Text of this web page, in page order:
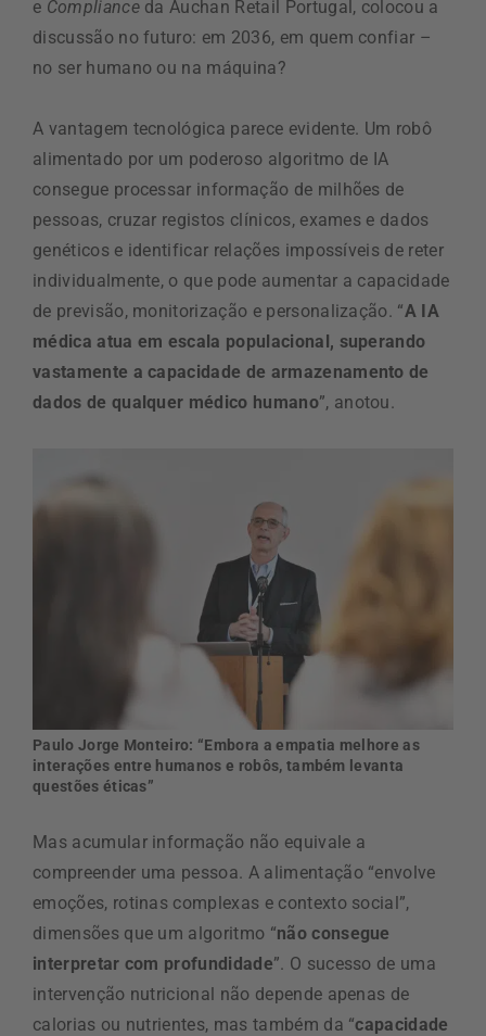
e Complianceda Auchan Retail Portugal, colocou a
discussão no futuro: em 2036, em quem confiar –
no ser humano ou na máquina?
A vantagem tecnológica parece evidente. Um robô
alimentado por um poderoso algoritmo de IA
consegue processar informação de milhões de
pessoas, cruzar registos clínicos, exames e dados
genéticos e identificar relações impossíveis de reter
individualmente, o que pode aumentar a capacidade
de previsão, monitorização e personalização. “A IA
médica atua em escala populacional, superando
vastamente a capacidade de armazenamento de
dados de qualquer médico humano”, anotou.
Paulo Jorge Monteiro: “Embora a empatia melhore as
interações entre humanos e robôs, também levanta
questões éticas”
Mas acumular informação não equivale a
compreender uma pessoa. A alimentação “envolve
emoções, rotinas complexas e contexto social”,
dimensões que um algoritmo “não consegue
interpretar com profundidade”. O sucesso de uma
intervenção nutricional não depende apenas de
calorias ou nutrientes, mas também da “capacidade